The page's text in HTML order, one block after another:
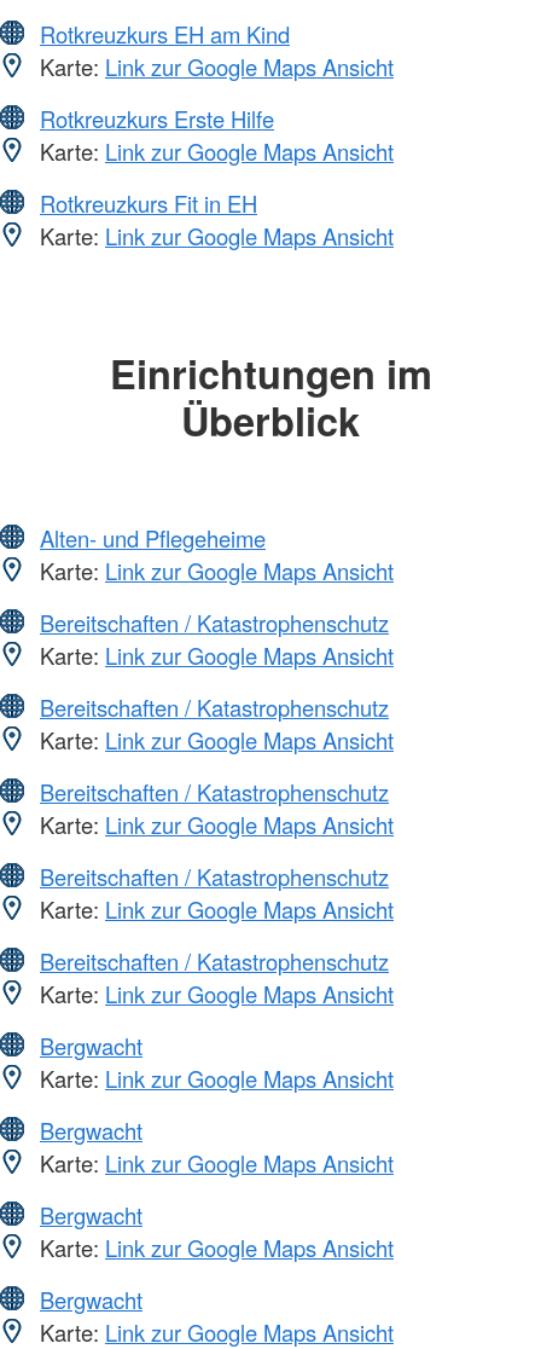
Rotkreuzkurs EH am Kind
Karte: Link zur Google Maps Ansicht
Rotkreuzkurs Erste Hilfe
Karte: Link zur Google Maps Ansicht
Rotkreuzkurs Fit in EH
Karte: Link zur Google Maps Ansicht
Einrichtungen im
Überblick
Alten- und Pflegeheime
Karte: Link zur Google Maps Ansicht
Bereitschaften / Katastrophenschutz
Karte: Link zur Google Maps Ansicht
Bereitschaften / Katastrophenschutz
Karte: Link zur Google Maps Ansicht
Bereitschaften / Katastrophenschutz
Karte: Link zur Google Maps Ansicht
Bereitschaften / Katastrophenschutz
Karte: Link zur Google Maps Ansicht
Bereitschaften / Katastrophenschutz
Karte: Link zur Google Maps Ansicht
Bergwacht
Karte: Link zur Google Maps Ansicht
Bergwacht
Karte: Link zur Google Maps Ansicht
Bergwacht
Karte: Link zur Google Maps Ansicht
Bergwacht
Karte: Link zur Google Maps Ansicht